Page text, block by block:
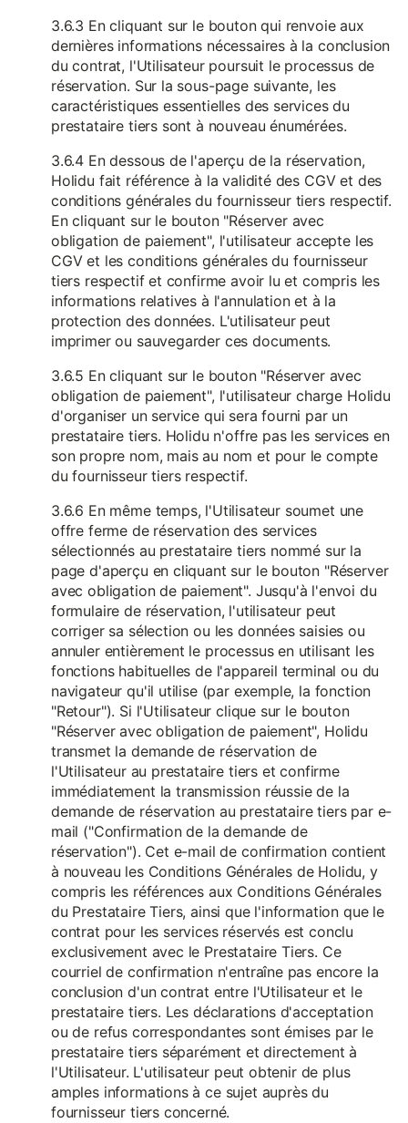
3.6.3 En cliquant sur le bouton qui renvoie aux
dernières informations nécessaires à la conclusion
du contrat, l'Utilisateur poursuit le processus de
réservation. Sur la sous-page suivante, les
caractéristiques essentielles des services du
prestataire tiers sont à nouveau énumérées.
3.6.4 En dessous de l'aperçu de la réservation,
Holidu fait référence à la validité des CGV et des
conditions générales du fournisseur tiers respectif.
En cliquant sur le bouton "Réserver avec
obligation de paiement", l'utilisateur accepte les
CGV et les conditions générales du fournisseur
tiers respectif et confirme avoir lu et compris les
informations relatives à l'annulation et à la
protection des données. L'utilisateur peut
imprimer ou sauvegarder ces documents.
3.6.5 En cliquant sur le bouton "Réserver avec
obligation de paiement", l'utilisateur charge Holidu
d'organiser un service qui sera fourni par un
prestataire tiers. Holidu n'offre pas les services en
son propre nom, mais au nom et pour le compte
du fournisseur tiers respectif.
3.6.6 En même temps, l'Utilisateur soumet une
offre ferme de réservation des services
sélectionnés au prestataire tiers nommé sur la
page d'aperçu en cliquant sur le bouton "Réserver
avec obligation de paiement". Jusqu'à l'envoi du
formulaire de réservation, l'utilisateur peut
corriger sa sélection ou les données saisies ou
annuler entièrement le processus en utilisant les
fonctions habituelles de l'appareil terminal ou du
navigateur qu'il utilise (par exemple, la fonction
"Retour"). Si l'Utilisateur clique sur le bouton
"Réserver avec obligation de paiement", Holidu
transmet la demande de réservation de
l'Utilisateur au prestataire tiers et confirme
immédiatement la transmission réussie de la
demande de réservation au prestataire tiers par e-
mail ("Confirmation de la demande de
réservation"). Cet e-mail de confirmation contient
à nouveau les Conditions Générales de Holidu, y
compris les références aux Conditions Générales
du Prestataire Tiers, ainsi que l'information que le
contrat pour les services réservés est conclu
exclusivement avec le Prestataire Tiers. Ce
courriel de confirmation n'entraîne pas encore la
conclusion d'un contrat entre l'Utilisateur et le
prestataire tiers. Les déclarations d'acceptation
ou de refus correspondantes sont émises par le
prestataire tiers séparément et directement à
l'Utilisateur. L'utilisateur peut obtenir de plus
amples informations à ce sujet auprès du
fournisseur tiers concerné.